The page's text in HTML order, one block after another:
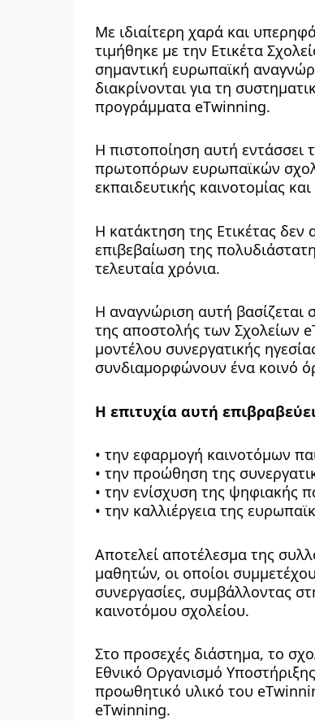
Με ιδιαίτερη χαρά και
τιμήθηκε με την Ετικέτα
σημαντική ευρωπαϊκή
διακρίνονται για τη
προγράμματα eTwinning.
Η πιστοποίηση αυτή εντάσσει
πρωτοπόρων ευρωπαϊκών
εκπαιδευτικής καινοτομίας
Η κατάκτηση της Ετικέτας
επιβεβαίωση της
τελευταία χρόνια.
Η αναγνώριση αυτή βασίζεται
της αποστολής των Σχολείων
μοντέλου συνεργατικής
συνδιαμορφώνουν ένα κοινό
Η επιτυχία αυτή
• την εφαρμογή καινοτόμων
• την προώθηση της
• την ενίσχυση της ψηφιακής
• την καλλιέργεια της
Αποτελεί αποτέλεσμα της
μαθητών, οι οποίοι
συνεργασίες, συμβάλλοντας
καινοτόμου σχολείου.
Στο προσεχές διάστημα, το
Εθνικό Οργανισμό
προωθητικό υλικό του
eTwinning.